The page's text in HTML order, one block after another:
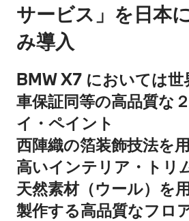
サービス」を日本
み導入
BMW X7 においては世
車保証同等の高品質な
イ・ペイント
西陣織の箔装飾技法を
高いインテリア・トリ
天然素材（ウール）を
製作する高品質なフロ